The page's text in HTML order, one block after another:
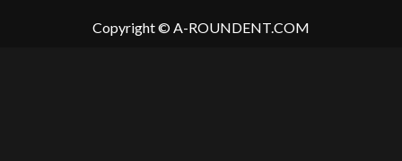
Copyright © A-ROUNDENT.COM